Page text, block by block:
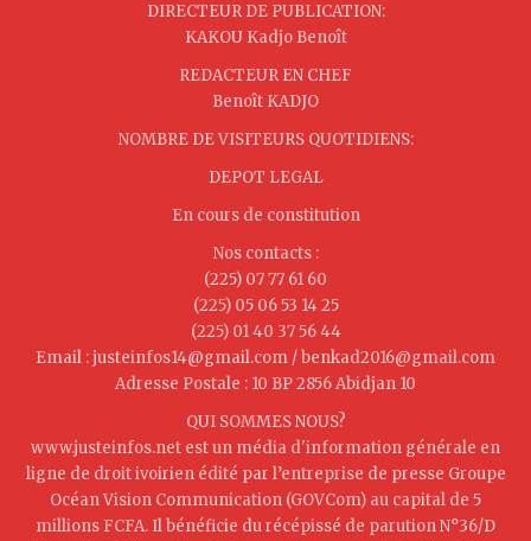
DIRECTEUR DE PUBLICATION:
KAKOU Kadjo Benoît
REDACTEUR EN CHEF
Benoît KADJO
NOMBRE DE VISITEURS QUOTIDIENS:
DEPOT LEGAL
En cours de constitution
Nos contacts :
(225) 07 77 61 60
(225) 05 06 53 14 25
(225) 01 40 37 56 44
Email : justeinfos14@gmail.com / benkad2016@gmail.com
Adresse Postale : 10 BP 2856 Abidjan 10
QUI SOMMES NOUS?
www.justeinfos.net est un média d'information générale en
ligne de droit ivoirien édité par l’entreprise de presse Groupe
Océan Vision Communication (GOVCom) au capital de 5
millions FCFA. Il bénéficie du récépissé de parution N°36/D